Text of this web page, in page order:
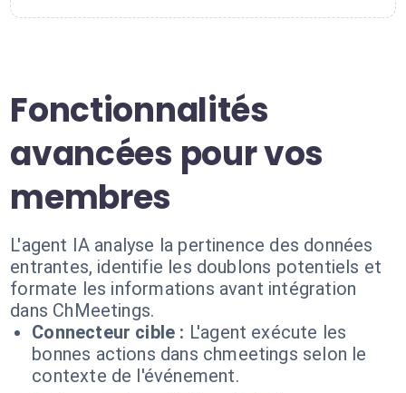
Fonctionnalités
avancées pour vos
membres
L'agent IA analyse la pertinence des données
entrantes, identifie les doublons potentiels et
formate les informations avant intégration
dans ChMeetings.
Connecteur cible : L'agent exécute les
bonnes actions dans chmeetings selon le
contexte de l'événement.